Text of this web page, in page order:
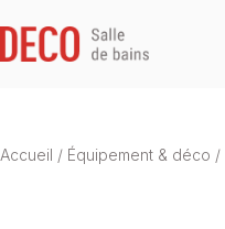
Accueil / Équipement & déco /